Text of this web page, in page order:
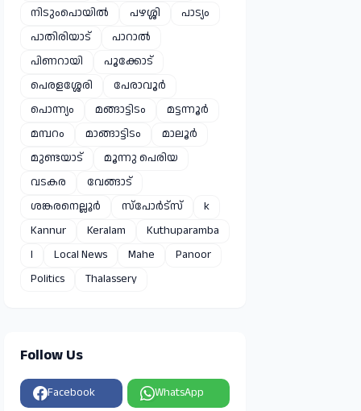
നിടുംപൊയിൽ
പഴശ്ശി
പാട്യം
പാതിരിയാട്
പാറാൽ
പിണറായി
പൂക്കോട്
പെരളശ്ശേരി
പേരാവൂർ
പൊന്ന്യം
മങ്ങാട്ടിടം
മട്ടന്നൂർ
മമ്പറം
മാങ്ങാട്ടിടം
മാലൂർ
മുണ്ടയാട്
മൂന്നു പെരിയ
വടകര
വേങ്ങാട്
ശങ്കരനെല്ലൂർ
സ്പോർട്സ്
k
Kannur
Keralam
Kuthuparamba
l
Local News Mahe
Panoor
Politics
Thalassery
Follow Us
Facebook WhatsApp